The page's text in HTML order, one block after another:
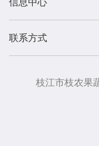
联系方式
枝江市枝农果